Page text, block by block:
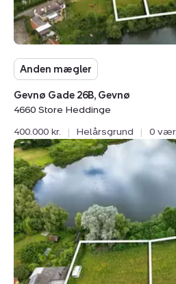
Anden mægler
Gevnø Gade 26B, Gevnø
4660 Store Heddinge
400.000 kr.
| Helårsgrund | 0 vær.
Helårsgrund:
Gevnø
Gade
26C,
Gevnø,
4660
Store
Heddinge